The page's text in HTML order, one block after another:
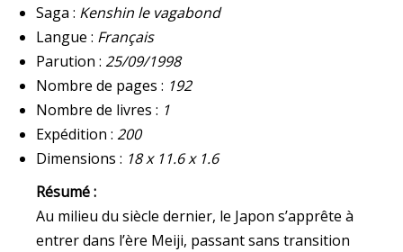
Saga : Kenshin le vagabond
Langue : Français
Parution : 25/09/1998
Nombre de pages : 192
Nombre de livres : 1
Expédition : 200
Dimensions : 18 x 11.6 x 1.6
Résumé :
Au milieu du siècle dernier, le Japon s’apprête à
entrer dans l’ère Meiji, passant sans transition